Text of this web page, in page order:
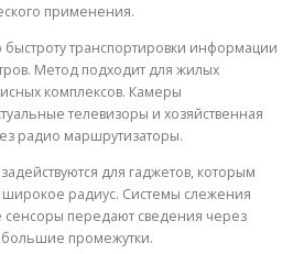
применения.
быстроту транспортировки информации
Метод подходит для жилых
комплексов. Камеры
телевизоры и хозяйственная
радио маршрутизаторы.
для гаджетов, которым
широкое радиус. Системы слежения
сенсоры передают сведения через
промежутки.